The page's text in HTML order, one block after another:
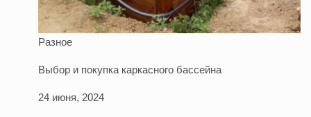
Разное
Выбор и покупка каркасного бассейна
24 июня, 2024